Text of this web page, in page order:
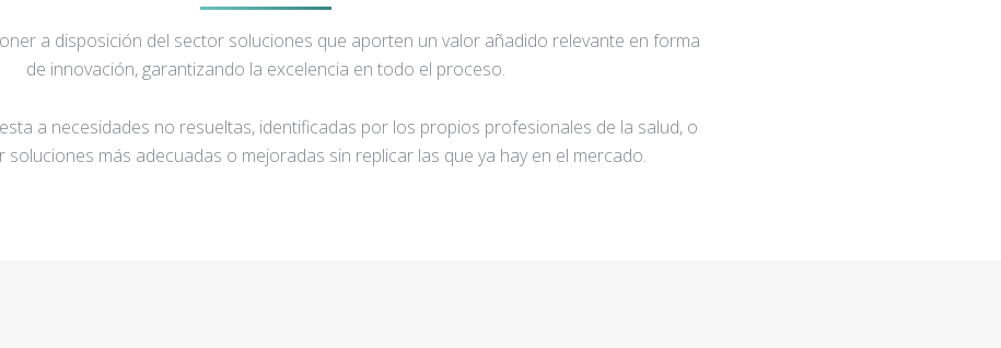
a disposición del sector soluciones que aporten un valor añadido relevante en forma
de innovación, garantizando la excelencia en todo el proceso.
a necesidades no resueltas, identificadas por los propios profesionales de la salud, o
soluciones más adecuadas o mejoradas sin replicar las que ya hay en el mercado.